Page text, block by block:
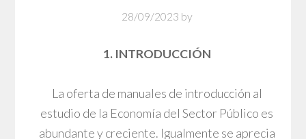
28/09/2023 by
1. INTRODUCCIÓN
La oferta de manuales de introducción al
estudio de la Economía del Sector Público es
abundante y creciente. Igualmente se aprecia